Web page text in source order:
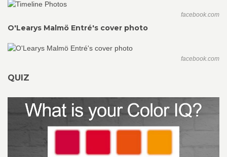
facebook.com
O'Learys Malmö Entré's cover photo
facebook.com
QUIZ